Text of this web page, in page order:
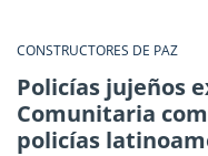
CONSTRUCTORES DE PAZ
Policías jujeños
Comunitaria
policías